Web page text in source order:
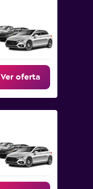
Ver oferta